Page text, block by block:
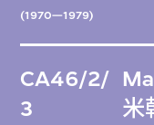
(1970—1979)
CA46/2/
3
米